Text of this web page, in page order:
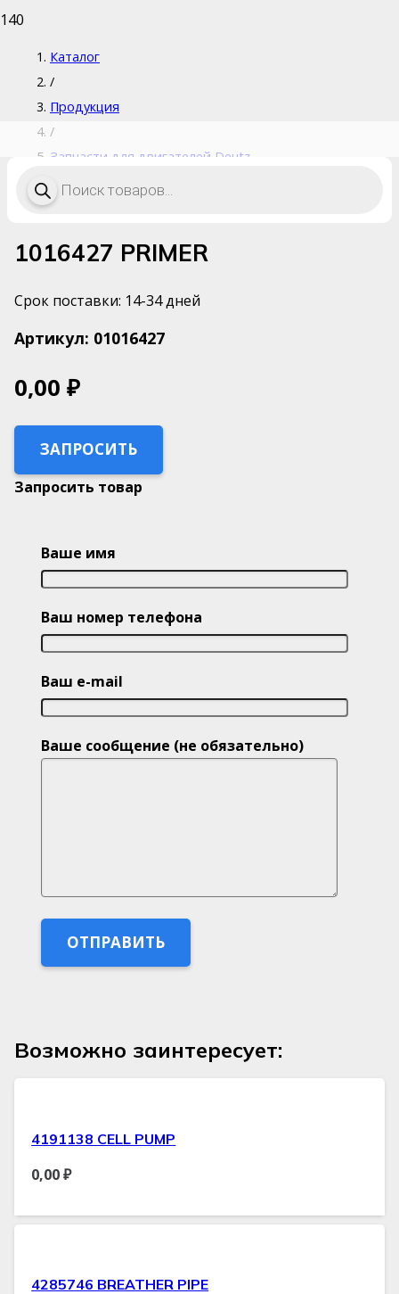
товаров
Каталог
/
Продукция
/
Запчасти для двигателей Deutz
1016427 PRIMER
1016427 PRIMER
Срок поставки: 14-34 дней
Артикул: 01016427
0,00 ₽
ЗАПРОСИТЬ
Запросить товар
Ваше имя
Ваш номер телефона
Ваш e-mail
Ваше сообщение (не обязательно)
Возможно заинтересует:
4191138 CELL PUMP
0,00₽
4285746 BREATHER PIPE